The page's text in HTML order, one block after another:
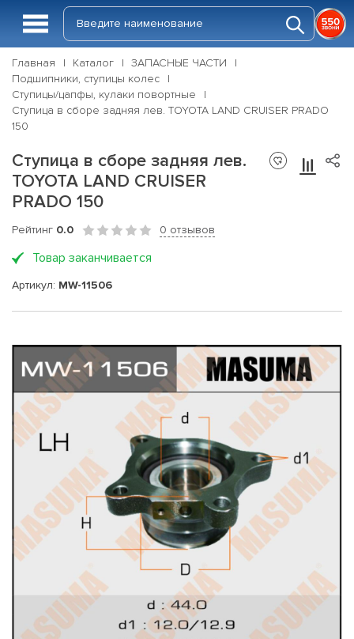
Главная Каталог
ЗАПАСНЫЕ ЧАСТИ
Подшипники, ступицы колес
Ступицы/цапфы, кулаки повортные
Ступица в сборе задняя лев. TOYOTA LAND CRUISER PRADO
150
Ступица в сборе задняя лев.
TOYOTA LAND CRUISER
PRADO 150
Рейтинг 0.0 0 отзывов
Товар заканчивается
Артикул: MW-11506